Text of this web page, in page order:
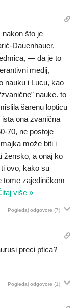
nakon što je
Dauenhauer,
— da je to
medij,
nauku i Lucu, kao
nauke. to
šarenu lopticu
ista ona zvanična
70, ne postoje
može biti i
žensko, a onaj ko
ovo, kako su
tome zajedinčkom
više »
Pogledaj odgovore (7)
preci ptica?
Pogledaj odgovore (1)